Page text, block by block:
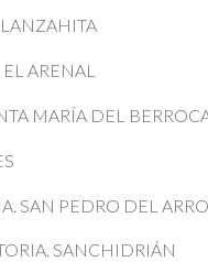
LANZAHITA
ARENAL
MARÍA DEL
SAN PEDRO DEL
SANCHIDRIÁN